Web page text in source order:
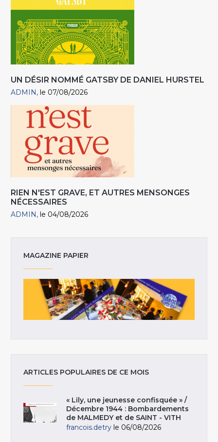
UN DÉSIR NOMMÉ GATSBY DE DANIEL HURSTEL
ADMIN le 07/08/2026
RIEN N'EST GRAVE, ET AUTRES MENSONGES
NÉCESSAIRES
ADMIN le 04/08/2026
MAGAZINE PAPIER
ARTICLES POPULAIRES DE CE MOIS
« Lily, une jeunesse confisquée » /
Décembre 1944 : Bombardements
de MALMEDY et de SAINT - VITH
francois.detry le 06/08/2026